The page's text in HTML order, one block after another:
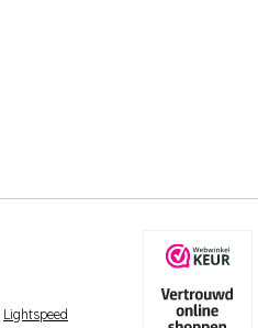
Lightspeed